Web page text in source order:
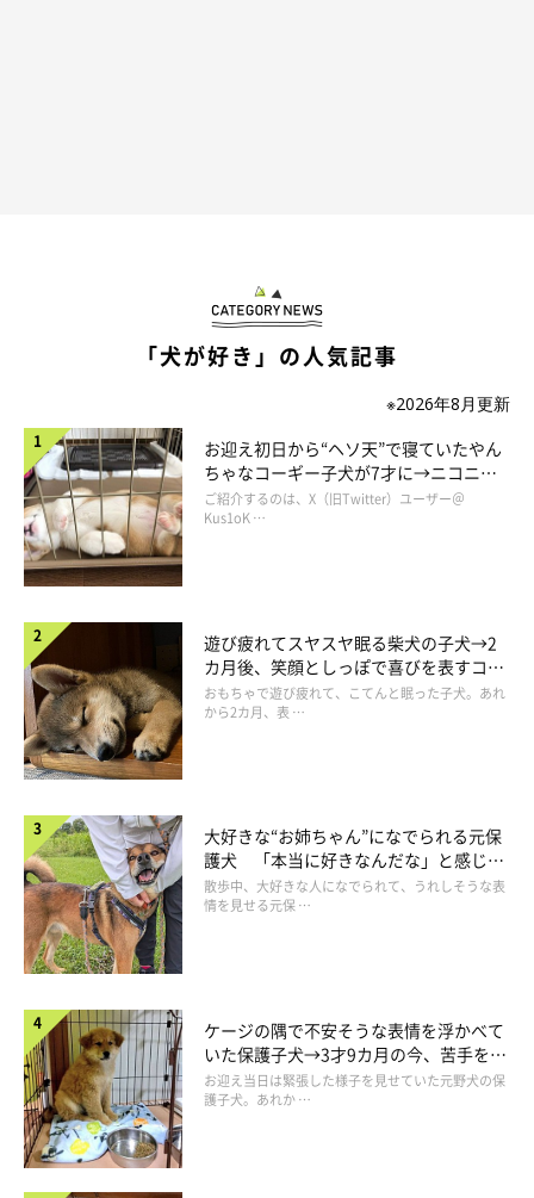
「犬が好き」の人気記事
※2026年8月更新
お迎え初日から“ヘソ天”で寝ていたやん
ちゃなコーギー子犬が7才に→ニコニ
コ“コーギースマイル”が魅力のコに成
長！
ご紹介するのは、X（旧Twitter）ユーザー＠
Kus1oK …
遊び疲れてスヤスヤ眠る柴犬の子犬→2
カ月後、笑顔としっぽで喜びを表すコに
成長！
おもちゃで遊び疲れて、こてんと眠った子犬。あれ
から2カ月、表 …
大好きな“お姉ちゃん”になでられる元保
護犬 「本当に好きなんだな」と感じる
表情にほっこり
散歩中、大好きな人になでられて、うれしそうな表
情を見せる元保 …
ケージの隅で不安そうな表情を浮かべて
いた保護子犬→3才9カ月の今、苦手を克
服し頼もしいコに成長！
お迎え当日は緊張した様子を見せていた元野犬の保
護子犬。あれか …